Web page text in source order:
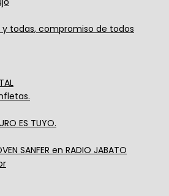
y todas, compromiso de todos
ES TUYO.
SANFER en RADIO JABATO